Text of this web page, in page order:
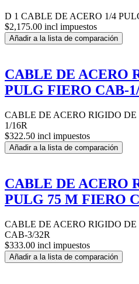
D 1 CABLE DE ACERO 1/4
$2,175.00 incl impuestos
Añadir a la lista de comparación
CABLE DE ACERO
PULG FIERO CAB-
CABLE DE ACERO RIGIDO
1/16R
$322.50 incl impuestos
Añadir a la lista de comparación
CABLE DE ACERO
PULG 75 M FIERO
CABLE DE ACERO RIGIDO DE
CAB-3/32R
$333.00 incl impuestos
Añadir a la lista de comparación